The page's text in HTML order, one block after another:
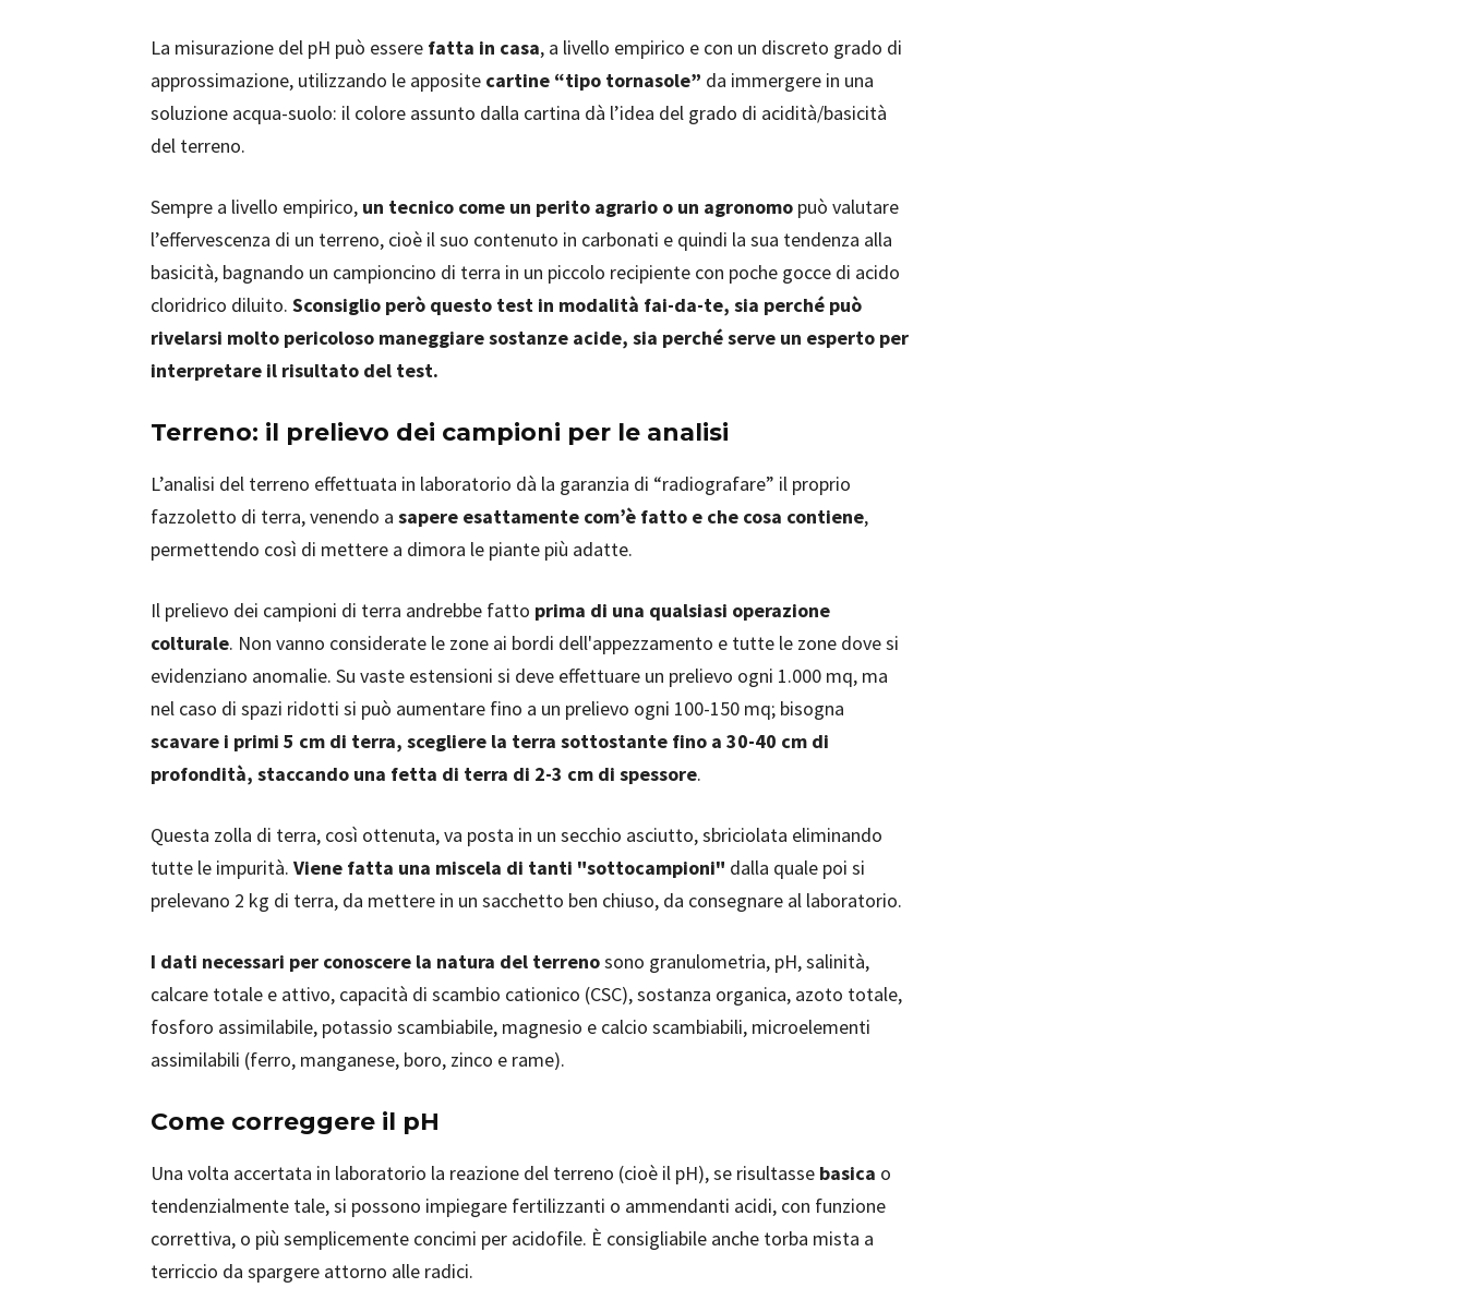
La misurazione del pH può essere fatta in casa, a livello empirico e con un discreto grado di
approssimazione, utilizzando le apposite cartine “tipo tornasole” da immergere in una
soluzione acqua-suolo: il colore assunto dalla cartina dà l’idea del grado di acidità/basicità
del terreno.
Sempre a livello empirico, un tecnico come un perito agrario o un agronomo può valutare
l’effervescenza di un terreno, cioè il suo contenuto in carbonati e quindi la sua tendenza alla
basicità, bagnando un campioncino di terra in un piccolo recipiente con poche gocce di acido
cloridrico diluito. Sconsiglio però questo test in modalità fai-da-te, sia perché può
rivelarsi molto pericoloso maneggiare sostanze acide, sia perché serve un esperto per
interpretare il risultato del test.
Terreno: il prelievo dei campioni per le analisi
L’analisi del terreno effettuata in laboratorio dà la garanzia di “radiografare” il proprio
fazzoletto di terra, venendo a sapere esattamente com’è fatto e che cosa contiene,
permettendo così di mettere a dimora le piante più adatte.
Il prelievo dei campioni di terra andrebbe fatto prima di una qualsiasi operazione
colturale. Non vanno considerate le zone ai bordi dell'appezzamento e tutte le zone dove si
evidenziano anomalie. Su vaste estensioni si deve effettuare un prelievo ogni 1.000 mq, ma
nel caso di spazi ridotti si può aumentare fino a un prelievo ogni 100-150 mq; bisogna
scavare i primi 5 cm di terra, scegliere la terra sottostante fino a 30-40 cm di
profondità, staccando una fetta di terra di 2-3 cm di spessore.
Questa zolla di terra, così ottenuta, va posta in un secchio asciutto, sbriciolata eliminando
tutte le impurità. Viene fatta una miscela di tanti "sottocampioni" dalla quale poi si
prelevano 2 kg di terra, da mettere in un sacchetto ben chiuso, da consegnare al laboratorio.
I dati necessari per conoscere la natura del terrenosono granulometria, pH, salinità,
calcare totale e attivo, capacità di scambio cationico (CSC), sostanza organica, azoto totale,
fosforo assimilabile, potassio scambiabile, magnesio e calcio scambiabili, microelementi
assimilabili (ferro, manganese, boro, zinco e rame).
Come correggere il pH
Una volta accertata in laboratorio la reazione del terreno (cioè il pH), se risultasse basica o
tendenzialmente tale, si possono impiegare fertilizzanti o ammendanti acidi, con funzione
correttiva, o più semplicemente concimi per acidofile. È consigliabile anche torba mista a
terriccio da spargere attorno alle radici.